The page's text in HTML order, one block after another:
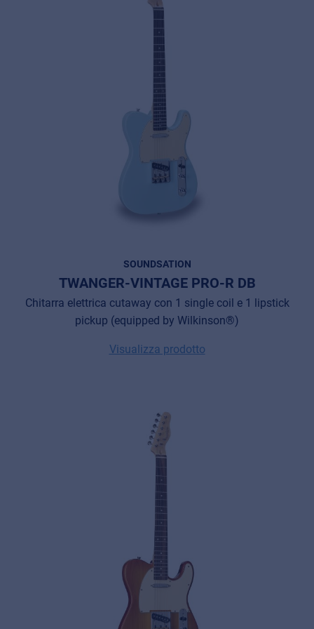
SOUNDSATION
TWANGER-VINTAGE PRO-R DB
Chitarra elettrica cutaway con 1 single coil e 1 lipstick
pickup (equipped by Wilkinson®)
Visualizza prodotto